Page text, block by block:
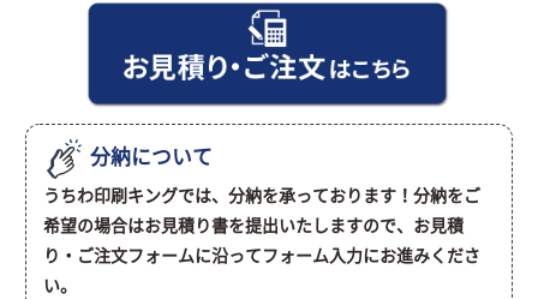
分納について
うちわ印刷キングでは、分納を承っております！分納をご
希望の場合はお見積り書を提出いたしますので、お見積
り・ご注文フォームに沿ってフォーム入力にお進みくださ
い。